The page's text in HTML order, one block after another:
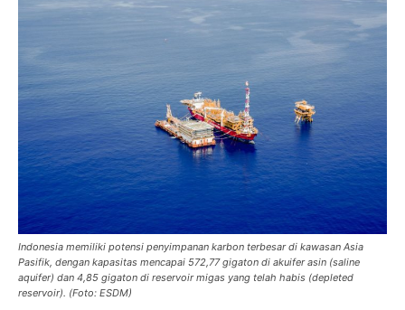
Indonesia memiliki potensi penyimpanan karbon terbesar di kawasan Asia
Pasifik, dengan kapasitas mencapai 572,77 gigaton di akuifer asin (saline
aquifer) dan 4,85 gigaton di reservoir migas yang telah habis (depleted
reservoir). (Foto: ESDM)